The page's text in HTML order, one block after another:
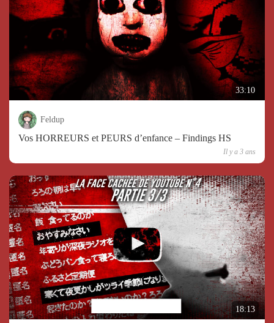
33:10
Feldup
Vos HORREURS et PEURS d’enfance – Findings HS
Il y a 3 ans
18:13